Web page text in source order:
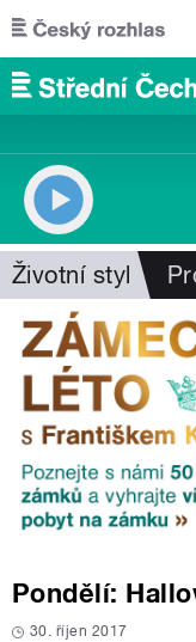
Přejít k hlavnímu
Životní styl
Pondělí:
30. říjen 2017